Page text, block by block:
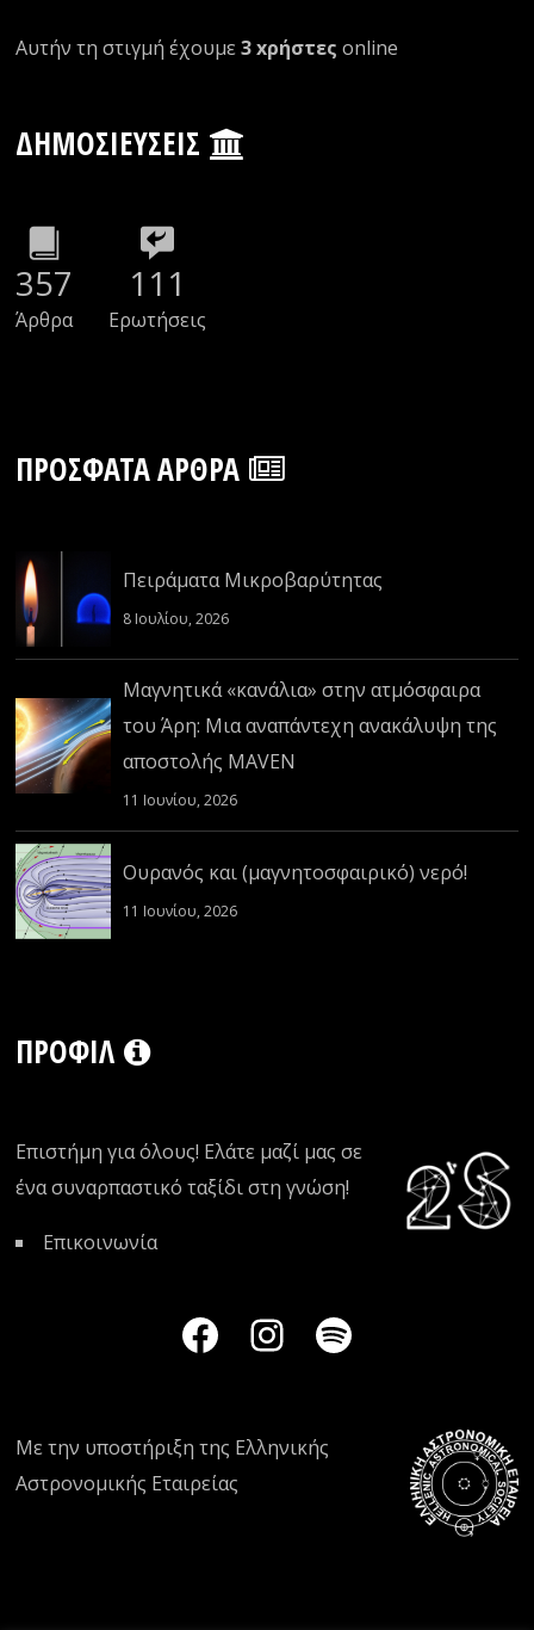
Αυτήν τη στιγμή έχουμε3 xρήστες οnline
ΔΗΜΟΣΙΕΎΣΕΙΣ
357
Άρθρα
111
Ερωτήσεις
ΠΡΌΣΦΑΤΑ ΆΡΘΡΑ
Πειράματα Μικροβαρύτητας
8 Ιουλίου, 2026
Μαγνητικά «κανάλια» στην ατμόσφαιρα
του Άρη: Μια αναπάντεχη ανακάλυψη της
αποστολής MAVEN
11 Ιουνίου, 2026
Ουρανός και (μαγνητοσφαιρικό) νερό!
11 Ιουνίου, 2026
ΠΡΟΦΊΛ
Επιστήμη για όλους! Ελάτε μαζί μας σε
ένα συναρπαστικό ταξίδι στη γνώση!
Επικοινωνία
Με την υποστήριξη της Ελληνικής
Αστρονομικής Εταιρείας